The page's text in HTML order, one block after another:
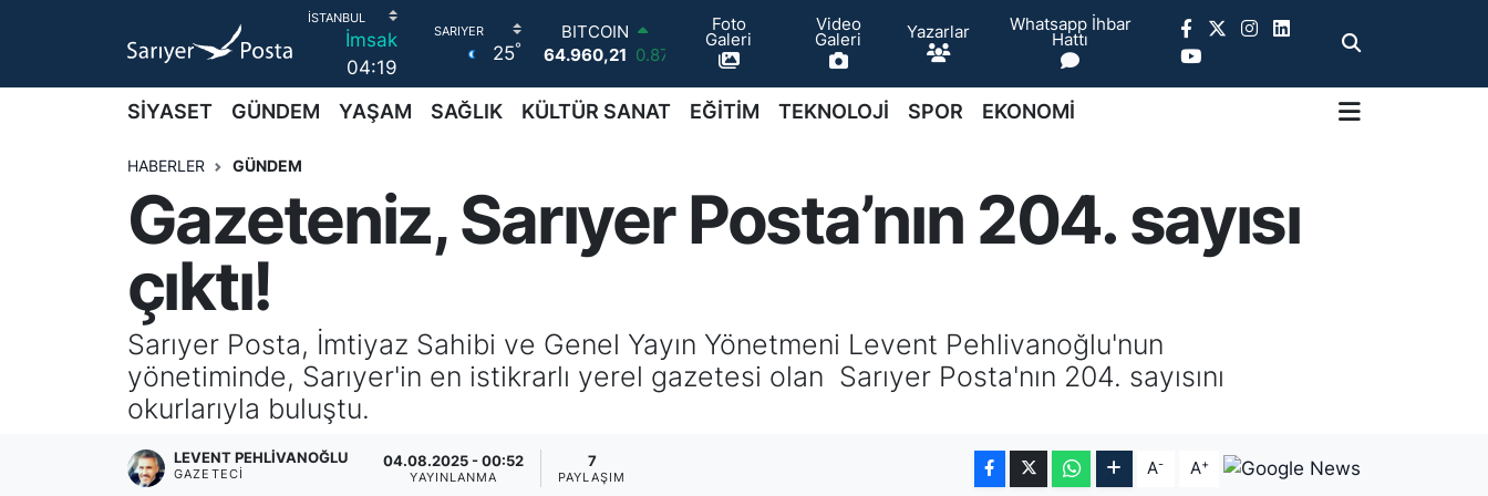
İmsak
04:19
25°
BITCOIN
64.960,21 0.87
47,7436
0.18
EURO
GRAM ALTIN
6648.99 2.59
BİST100
Foto
Galeri
Video
Galeri Yazarlar Whatsapp İhbar
Hattı
SİYASET GÜNDEM YAŞAM SAĞLIK KÜLTÜR SANAT EĞİTİM TEKNOLOJİ SPOR EKONOMİ
HABERLER GÜNDEM
Gazeteniz, Sarıyer Posta’nın 204. sayısı
çıktı!
Sarıyer Posta, İmtiyaz Sahibi ve Genel Yayın Yönetmeni Levent Pehlivanoğlu'nun
yönetiminde, Sarıyer'in en istikrarlı yerel gazetesi olan Sarıyer Posta'nın 204. sayısını
okurlarıyla buluştu.
LEVENT PEHLIVANOĞLU
GAZETECI
04.08.2025 - 00:52
YAYINLANMA
7
PAYLAŞIM A- A+
AKTUEL
FOTO GALERİ
GÜNCEL HABERLER
GÜNDEM
İstanbul Nöbetçi Eczaneler
İstanbul Namaz Vakitleri
Süper Lig Puan Durumu ve Fikstür
Tüm Manşetler
Son Dakika Haberleri
Haber Arşivi